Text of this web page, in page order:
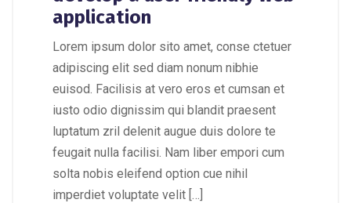
application
Lorem ipsum dolor sito amet, conse ctetuer
adipiscing elit sed diam nonum nibhie
euisod. Facilisis at vero eros et cumsan et
iusto odio dignissim qui blandit praesent
luptatum zril delenit augue duis dolore te
feugait nulla facilisi. Nam liber empori cum
solta nobis eleifend option cue nihil
imperdiet voluptate velit […]